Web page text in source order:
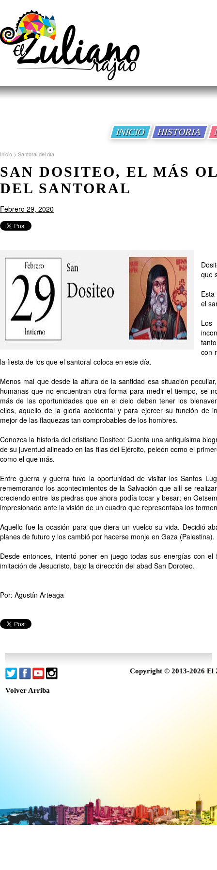
INICIO HISTORIA
SAN DOSITEO, EL MÁS
DEL SANTORAL
Inicio > Santoral del día
Febrero 29, 2020
que
el
con
la fiesta de los que el santoral coloca en este día.
Menos mal que desde la altura de la santidad esa situación
humanas que no encuentran otra forma para medir el tiempo, se
más de las oportunidades que en el cielo deben tener los
ellos, aquello de la gloria accidental y para ejercer su función de
mejor de las flaquezas tan comprobables de los hombres.
Conozca la historia del cristiano Dositeo: Cuenta una antiquísima
de su juventud alineado en las filas del Ejército, peleón como el
como el que más.
Entre guerra y guerra tuvo la oportunidad de visitar los Santos
rememorando los acontecimientos de la Salvación que allí se
creciendo entre las piedras que ahora podía tocar y besar; en
impresionado ante la visión de un cuadro que representaba los
Aquello fue la ocasión para que diera un vuelco su vida. Decidió
planes de futuro y los cambió por hacerse monje en Gaza (Palestina).
Desde entonces, intentó poner en juego todas sus energías con
imitación de Jesucristo, bajo la dirección del abad San Doroteo.
Por: Agustín Arteaga
Copyright © 2013-2026 El
Volver Arriba